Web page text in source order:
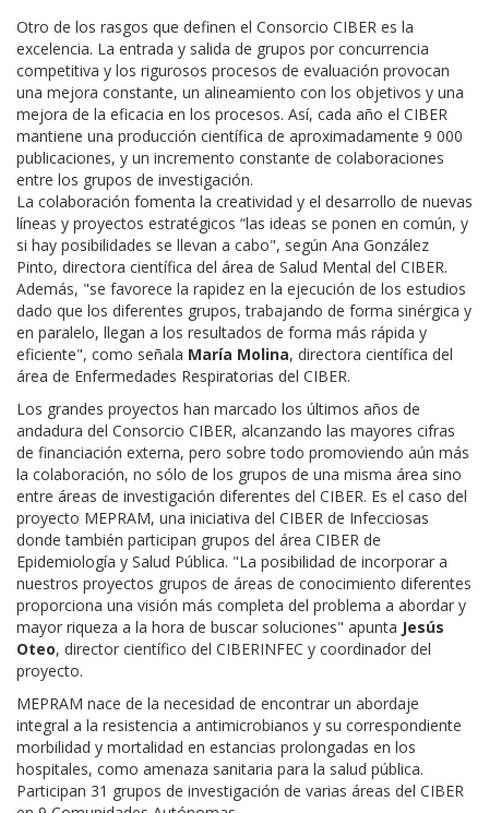
Otro de los rasgos que definen el Consorcio CIBER es la
excelencia. La entrada y salida de grupos por concurrencia
competitiva y los rigurosos procesos de evaluación provocan
una mejora constante, un alineamiento con los objetivos y una
mejora de la eficacia en los procesos. Así, cada año el CIBER
mantiene una producción científica de aproximadamente 9 000
publicaciones, y un incremento constante de colaboraciones
entre los grupos de investigación.
La colaboración fomenta la creatividad y el desarrollo de nuevas
líneas y proyectos estratégicos “las ideas se ponen en común, y
si hay posibilidades se llevan a cabo", según Ana González
Pinto, directora científica del área de Salud Mental del CIBER.
Además, "se favorece la rapidez en la ejecución de los estudios
dado que los diferentes grupos, trabajando de forma sinérgica y
en paralelo, llegan a los resultados de forma más rápida y
eficiente", como señala María Molina, directora científica del
área de Enfermedades Respiratorias del CIBER.
Los grandes proyectos han marcado los últimos años de
andadura del Consorcio CIBER, alcanzando las mayores cifras
de financiación externa, pero sobre todo promoviendo aún más
la colaboración, no sólo de los grupos de una misma área sino
entre áreas de investigación diferentes del CIBER. Es el caso del
proyecto MEPRAM, una iniciativa del CIBER de Infecciosas
donde también participan grupos del área CIBER de
Epidemiología y Salud Pública. "La posibilidad de incorporar a
nuestros proyectos grupos de áreas de conocimiento diferentes
proporciona una visión más completa del problema a abordar y
mayor riqueza a la hora de buscar soluciones" apunta Jesús
Oteo, director científico del CIBERINFEC y coordinador del
proyecto.
MEPRAM nace de la necesidad de encontrar un abordaje
integral a la resistencia a antimicrobianos y su correspondiente
morbilidad y mortalidad en estancias prolongadas en los
hospitales, como amenaza sanitaria para la salud pública.
Participan 31 grupos de investigación de varias áreas del CIBER